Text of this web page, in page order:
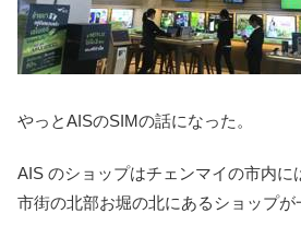
やっとAISのSIMの話になった。
AIS のショップはチェンマイの市内に
市街の北部お堀の北にあるショップが